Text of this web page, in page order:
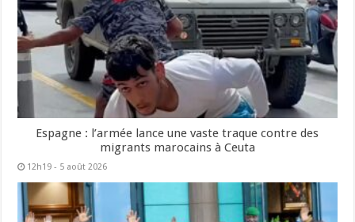
Espagne : l’armée lance une vaste traque contre des
migrants marocains à Ceuta
12h19 - 5 août 2026